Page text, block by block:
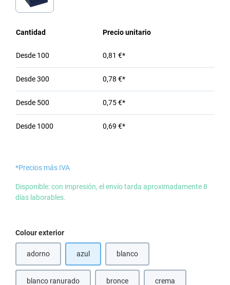
Cantidad Precio unitario
Desde 100 0,81 €*
Desde300 0,78 €*
Desde 500 0,75 €*
Desde 1000 0,69 €*
*Precios más IVA
Disponible: con impresión, el envío tarda aproximadamente 8
días laborables.
Seleccione
Colour exterior
adorno(Esta opción no está disponible en este momento.)
azul blanco(Esta opción no está disponible en
blanco ranurado bronce crema